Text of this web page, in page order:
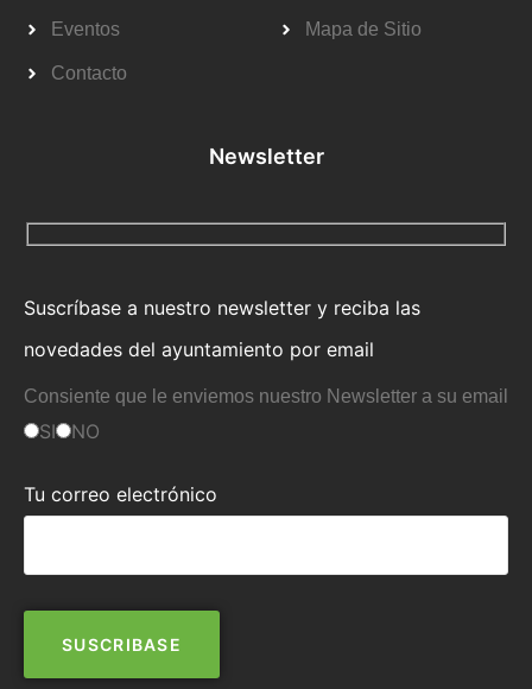
Eventos
Contacto
Mapa de Sitio
Newsletter
Suscríbase a nuestro newsletter y reciba las
novedades del ayuntamiento por email
Consiente que le enviemos nuestro Newsletter a su email
SI NO
Tu correo electrónico